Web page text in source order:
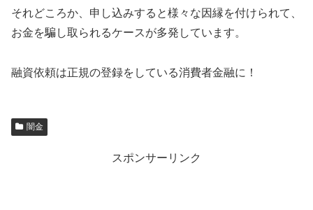
それどころか、申し込みすると様々な因縁を付けられて、
お金を騙し取られるケースが多発しています。
融資依頼は正規の登録をしている消費者金融に！
闇金
スポンサーリンク